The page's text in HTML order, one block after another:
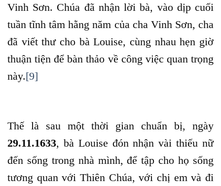
Vinh Sơn. Chúa đã nhận lời bà, vào dịp cuối
tuần tĩnh tâm hằng năm của cha Vinh Sơn, cha
đã viết thư cho bà Louise, cùng nhau hẹn giờ
thuận tiện để bàn thảo về công việc quan trọng
này.[9]
Thế là sau một thời gian chuẩn bị, ngày
29.11.1633, bà Louise đón nhận vài thiếu nữ
đến sống trong nhà mình, để tập cho họ sống
tương quan với Thiên Chúa, với chị em và đi